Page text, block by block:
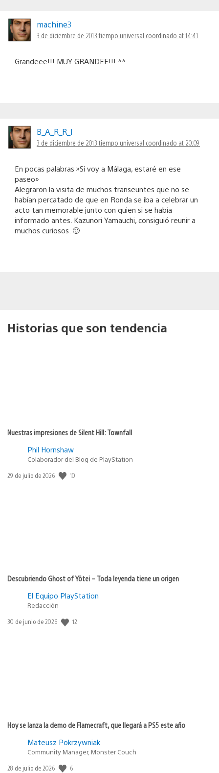
machine3
3 de diciembre de 2013 tiempo universal coordinado at 14:41
Grandeee!!! MUY GRANDEE!!! ^^
B_A_R_R_I
3 de diciembre de 2013 tiempo universal coordinado at 20:09
En pocas palabras »Si voy a Málaga, estaré en ese
paseo»
Alegraron la visita de muchos transeuntes que no se
habían percatado de que en Ronda se iba a celebrar un
acto tan memorable junto con quien si se había
informado antes. Kazunori Yamauchi, consiguió reunir a
muchos curiosos. 🙂
Historias que son tendencia
Nuestras impresiones de Silent Hill: Townfall
Phil Hornshaw
Colaborador del Blog de PlayStation
Fecha
29 de julio de 2026 10
Descubriendo Ghost of Yōtei – Toda leyenda tiene un origen
El Equipo PlayStation
Redacción
Fecha
30 de junio de 2026 12
Hoy se lanza la demo de Flamecraft, que llegará a PS5 este año
Mateusz Pokrzywniak
Community Manager, Monster Couch
Fecha
28 de julio de 2026 6